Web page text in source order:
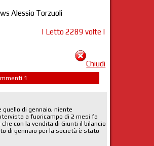
Alessio Torzuoli
| Letto 2289 volte |
Chiudi
1